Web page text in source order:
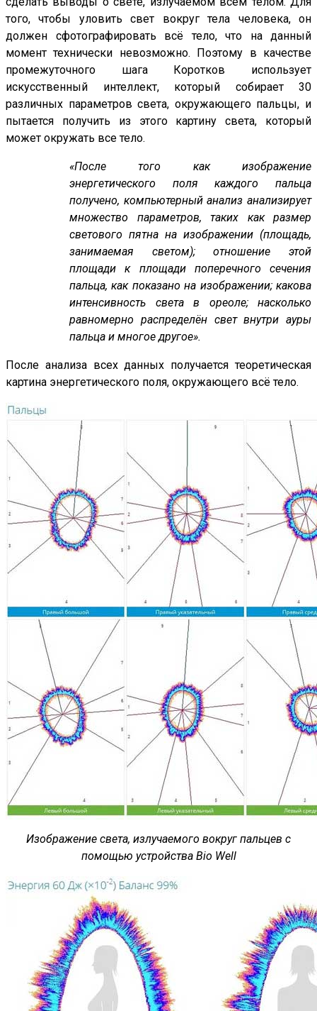
того, чтобы уловить свет вокруг тела человека, он
должен сфотографировать всё тело, что на данный
момент технически невозможно. Поэтому в качестве
промежуточного шага Коротков использует
искусственный интеллект, который собирает 30
различных параметров света, окружающего пальцы, и
пытается получить из этого картину света, который
может окружать все тело.
«После того как изображение
энергетического поля каждого пальца
получено, компьютерный анализ анализирует
множество параметров, таких как размер
светового пятна на изображении (площадь,
занимаемая светом); отношение этой
площади к площади поперечного сечения
пальца, как показано на изображении; какова
интенсивность света в ореоле; насколько
равномерно распределён свет внутри ауры
пальца и многое другое».
После анализа всех данных получается теоретическая
картина энергетического поля, окружающего всё тело.
Изображение света, излучаемого вокруг пальцев с
помощью устройства Bio Well